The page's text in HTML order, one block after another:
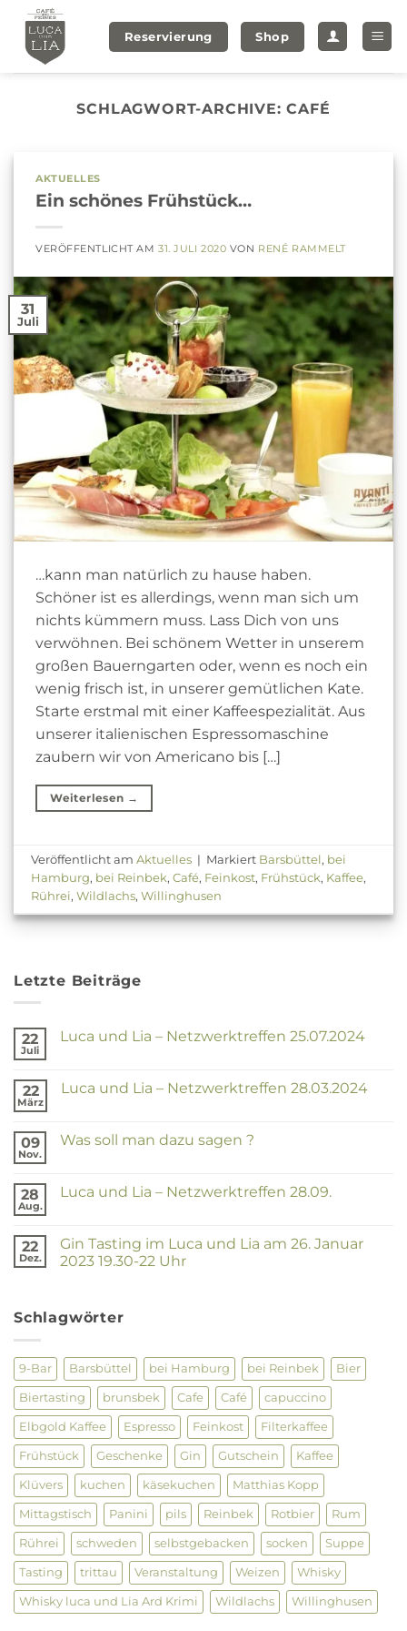
Zum
Inhalt
springen
Reservierung Shop
SCHLAGWORT-ARCHIVE:CAFÉ
AKTUELLES
Ein schönes Frühstück…
VERÖFFENTLICHT AM31. JULI 2020 VON RENÉ RAMMELT
31
Juli
…kann man natürlich zu hause haben.
Schöner ist es allerdings, wenn man sich um
nichts kümmern muss. Lass Dich von uns
verwöhnen. Bei schönem Wetter in unserem
großen Bauerngarten oder, wenn es noch ein
wenig frisch ist, in unserer gemütlichen Kate.
Starte erstmal mit einer Kaffeespezialität. Aus
unserer italienischen Espressomaschine
zaubern wir von Americano bis […]
Weiterlesen →
Veröffentlicht amAktuelles | Markiert Barsbüttel, bei
Hamburg, bei Reinbek,Café, Feinkost, Frühstück, Kaffee,
Rührei,Wildlachs,Willinghusen
Letzte Beiträge
22
Juli
Luca und Lia – Netzwerktreffen 25.07.2024
Luca
Netzwerktreffen
25.07.2024
22
März
Luca und Lia – Netzwerktreffen 28.03.2024
Luca
Netzwerktreffen
28.03.2024
09
Nov.
Was soll man dazu sagen ?
Was
sagen
?
28
Aug.
Luca und Lia – Netzwerktreffen 28.09.
Luca
und
Lia
22
Dez.
Gin Tasting im Luca und Lia am 26. Januar
2023 19.30-22 Uhr
Gin
Tasting
und
Lia
am
26.
Januar
2023
19.30-
22
Uhr
Schlagwörter
9-Bar Barsbüttel bei Hamburg bei Reinbek Bier
Biertasting brunsbek Cafe Café capuccino
Elbgold Kaffee Espresso Feinkost Filterkaffee
Frühstück Geschenke Gin Gutschein Kaffee
Klüvers kuchen käsekuchen Matthias Kopp
Mittagstisch Panini pils Reinbek Rotbier Rum
Rührei schweden selbstgebacken socken Suppe
Tasting trittau Veranstaltung Weizen Whisky
Whisky luca und Lia Ard Krimi Wildlachs Willinghusen